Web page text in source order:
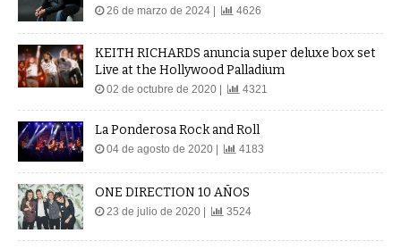
26 de marzo de 2024 | 4626
KEITH RICHARDS anuncia super deluxe box set
Live at the Hollywood Palladium
02 de octubre de 2020 | 4321
La Ponderosa Rock and Roll
04 de agosto de 2020 | 4183
ONE DIRECTION 10 AÑOS
23 de julio de 2020 | 3524